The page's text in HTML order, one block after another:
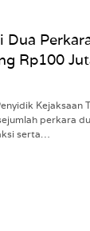
Rp100
Kejaksaan
perkara
serta…